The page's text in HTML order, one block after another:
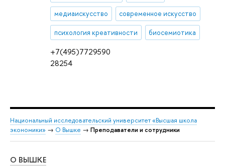
+7(495)7729590
28254
медиаискусство современное искусство
психология креативности биосемиотика
Национальный исследовательский университет «Высшая школа
экономики» → О Вышке → Преподаватели и сотрудники
О ВЫШКЕ